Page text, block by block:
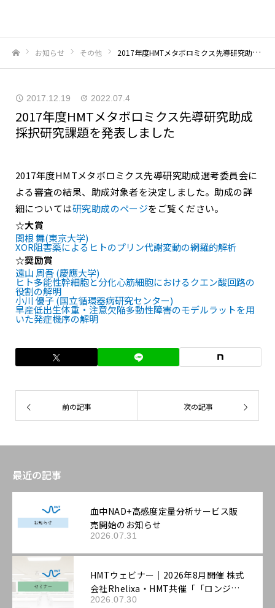
お知らせ その他 2017年度HMTメタボロミクス先導研究助成 採択研究課題を発表しました
2017.12.19 2022.07.4
2017年度HMTメタボロミクス先導研究助成
採択研究課題を発表しました
2017年度HMTメタボロミクス先導研究助成選考委員会に
よる審査の結果、助成対象者を決定しました。助成の詳
細については研究助成のページをご覧ください。
☆大賞
関根 舞(東京大学)
XOR阻害薬によるヒトのプリン代謝変動の網羅的解析
☆奨励賞
遠山 周吾 (慶應大学)
ヒト多能性幹細胞と分化心筋細胞におけるクエン酸回路の
役割の解明
小川 優子 (国立循環器病研究センター)
早産低出生体重・注意欠陥多動性障害のモデルラットを用
いた発症機序の解明
前の記事 次の記事
最近の記事
血中NAD+高感度定量分析サービス販
売開始のお知らせ
2026.07.31
HMTウェビナー｜2026年8月開催 株式
会社Rhelixa・HMT共催「「ロンジェ
ビティ」を科学する：最先端の抗老化
2026.07.30